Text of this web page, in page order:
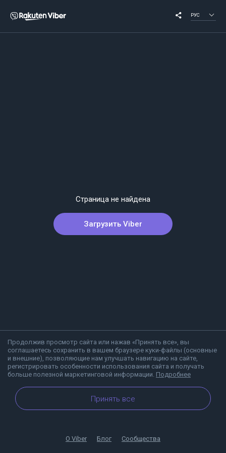
РУС
Продолжив просмотр сайта или нажав «Принять все», вы
соглашаетесь сохранить в вашем браузере куки-файлы (основные
и внешние), позволяющие нам улучшать навигацию на сайте,
регистрировать особенности использования сайта и получать
больше полезной маркетинговой информации. Подробнее
Принять все
Страница не найдена
Загрузить Viber
О Viber Блог Сообщества